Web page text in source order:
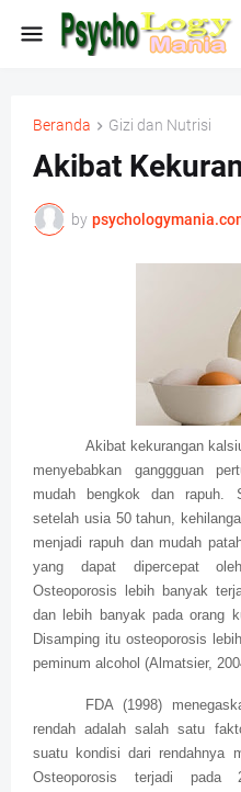
Beranda Gizi dan Nutrisi
Akibat
by
Akibat kekurangan
menyebabkan ganggguan
mudah bengkok dan rapuh.
setelah usia 50 tahun,
menjadi rapuh dan mudah
yang dapat dipercepat
Osteoporosis lebih banyak
dan lebih banyak pada orang
Disamping itu osteoporosis
peminum alcohol (Almatsier,
FDA (1998)
rendah adalah salah satu
suatu kondisi dari rendahnya
Osteoporosis terjadi pada